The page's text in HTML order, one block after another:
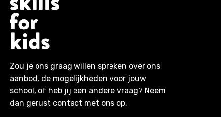
Zou je ons graag willen spreken over ons
aanbod, de mogelijkheden voor jouw
school, of heb jij een andere vraag? Neem
dan gerust contact met ons op.